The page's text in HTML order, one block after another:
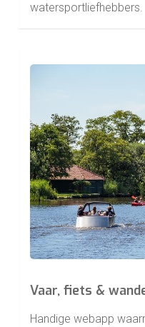
watersportliefhebbers.
Vaar, fiets &
Handige webapp